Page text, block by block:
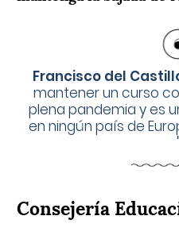
Francisco del
mantener un curso
plena pandemia y es
en ningún país de
"
Consejería